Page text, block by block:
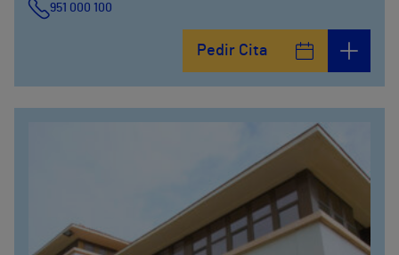
951 000 100
Pedir Cita